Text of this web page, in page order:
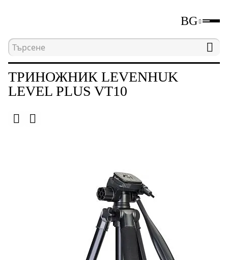
BG
Начална страница
ТРИНОЖНИК LEVENHUK
LEVEL PLUS VT10